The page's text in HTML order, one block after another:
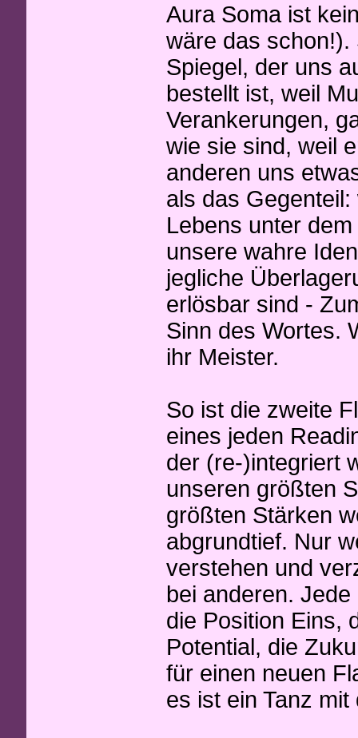
Aura Soma ist
wäre das schon!).
Spiegel, der uns
bestellt ist, weil
Verankerungen,
wie sie sind, weil
anderen uns
als das
Lebens unter
unsere wahre
jegliche
erlösbar sind -
Sinn des Wortes.
ihr Meister.
So ist die zweite
eines jeden
der (re-)integriert
unseren größten
größten Stärken
abgrundtief. Nur
verstehen und
bei anderen.
die Position Eins,
Potential, die
für einen neuen
es ist ein Tanz